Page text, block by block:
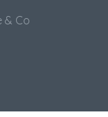
& Co